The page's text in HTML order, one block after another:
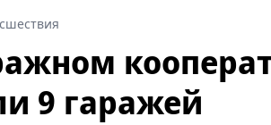
9 гаражей